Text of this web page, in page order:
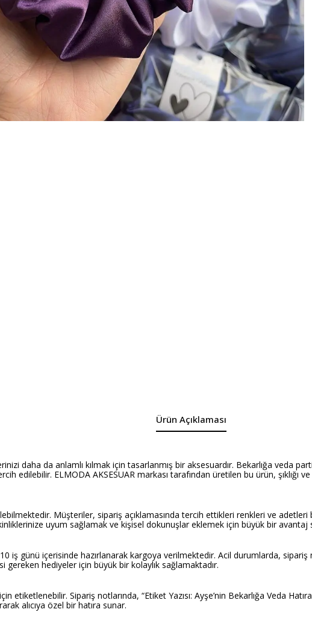
Ürün Açıklaması
daha da anlamlı kılmak için tasarlanmış bir aksesuardır. Bekarlığa veda
edilebilir. ELMODA AKSESUAR markası tarafından üretilen bu ürün, şıklığı
Müşteriler, sipariş açıklamasında tercih ettikleri renkleri ve
uyum sağlamak ve kişisel dokunuşlar eklemek için büyük bir avantaj
iş günü içerisinde hazırlanarak kargoya verilmektedir. Acil durumlarda,
gereken hediyeler için büyük bir kolaylık sağlamaktadır.
Sipariş notlarında, “Etiket Yazısı: Ayşe’nin Bekarlığa Veda
alıcıya özel bir hatıra sunar.